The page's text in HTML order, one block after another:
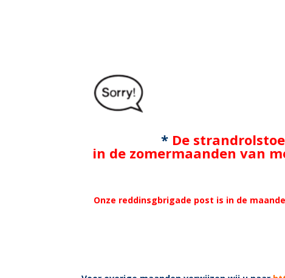
o
li
e
* De
in de zomermaanden van
Onze reddinsgbrigade post is in de